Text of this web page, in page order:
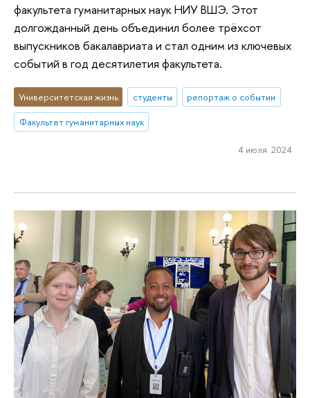
факультета гуманитарных наук НИУ ВШЭ. Этот
долгожданный день объединил более трёхсот
выпускников бакалавриата и стал одним из ключевых
событий в год десятилетия факультета.
Университетская жизнь студенты
репортаж о событии
Факультет гуманитарных наук
4 июля 2024